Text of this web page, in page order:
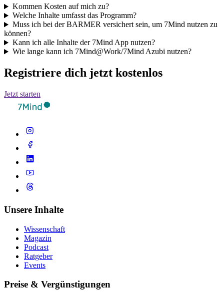
Kommen Kosten auf mich zu?
Welche Inhalte umfasst das Programm?
Muss ich bei der BARMER versichert sein, um 7Mind nutzen zu
können?
Kann ich alle Inhalte der 7Mind App nutzen?
Wie lange kann ich 7Mind@Work/7Mind Azubi nutzen?
Registriere dich jetzt kostenlos
Jetzt starten
Unsere Inhalte
Wissenschaft
Magazin
Podcast
Ratgeber
Events
Preise & Vergünstigungen